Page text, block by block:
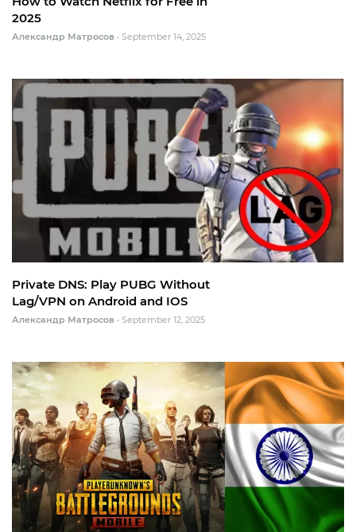
2025
Александр Матросов • September 14, 2025
Private DNS: Play PUBG Without
Lag/VPN on Android and IOS
Александр Матросов • September 12, 2025